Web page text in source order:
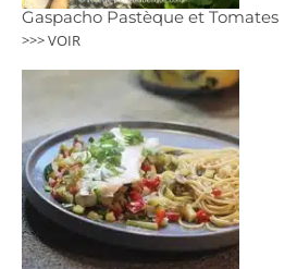
Gaspacho Pastèque et Tomates
>>> VOIR